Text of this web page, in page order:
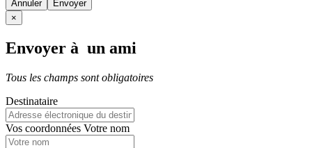
Annuler
×
Envoyer à un ami
Tous les champs sont obligatoires
Destinataire
Vos coordonnées Votre nom